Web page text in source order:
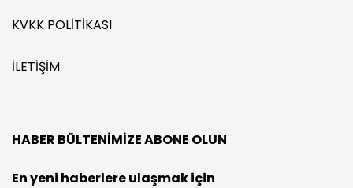
KVKK POLITIKASI
İLETIŞIM
HABER BÜLTENIMIZE ABONE OLUN
En yeni haberlere ulaşmak için